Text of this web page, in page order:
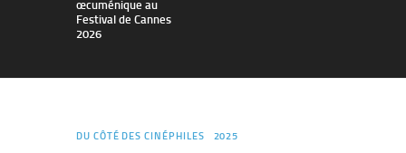
œcuménique au
Festival de Cannes
2026
DU CÔTÉ DES CINÉPHILES 2025